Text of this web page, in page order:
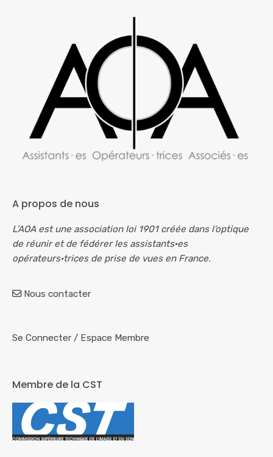
A propos de nous
L’AOA est une association loi 1901 créée dans l’optique
de réunir et de fédérer les assistants·es
opérateurs·trices de prise de vues en France.
Nous contacter
Se Connecter / Espace Membre
Membre de la CST